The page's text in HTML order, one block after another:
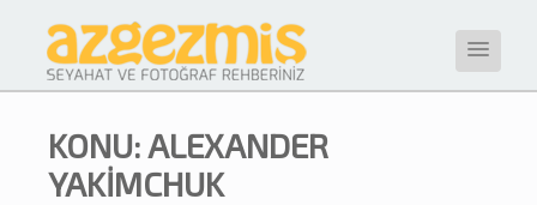
KONU: ALEXANDER
YAKIMCHUK